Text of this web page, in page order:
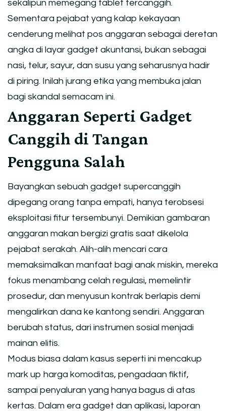
sekalipun memegang tablet tercanggih.
Sementara pejabat yang kalap kekayaan
cenderung melihat pos anggaran sebagai deretan
angka di layar gadget akuntansi, bukan sebagai
nasi, telur, sayur, dan susu yang seharusnya hadir
di piring. Inilah jurang etika yang membuka jalan
bagi skandal semacam ini.
Anggaran Seperti Gadget
Canggih di Tangan
Pengguna Salah
Bayangkan sebuah gadget supercanggih
dipegang orang tanpa empati, hanya terobsesi
eksploitasi fitur tersembunyi. Demikian gambaran
anggaran makan bergizi gratis saat dikelola
pejabat serakah. Alih-alih mencari cara
memaksimalkan manfaat bagi anak miskin, mereka
fokus menambang celah regulasi, memelintir
prosedur, dan menyusun kontrak berlapis demi
mengalirkan dana ke kantong sendiri. Anggaran
berubah status, dari instrumen sosial menjadi
mainan elitis.
Modus biasa dalam kasus seperti ini mencakup
mark up harga komoditas, pengadaan fiktif,
sampai penyaluran yang hanya bagus di atas
kertas. Dalam era gadget dan aplikasi, laporan